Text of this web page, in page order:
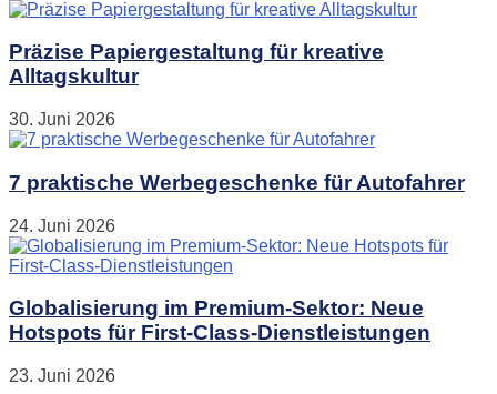
Präzise Papiergestaltung für kreative
Alltagskultur
30. Juni 2026
7 praktische Werbegeschenke für Autofahrer
24. Juni 2026
Globalisierung im Premium-Sektor: Neue
Hotspots für First-Class-Dienstleistungen
23. Juni 2026